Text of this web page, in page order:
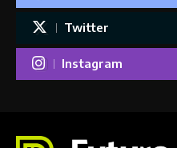
Twitter
Instagram